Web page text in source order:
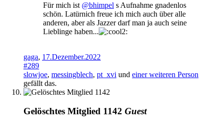
Für mich ist @bhimpel s Aufnahme gnadenlos
schön. Latürnich freue ich mich auch über alle
anderen, aber als Jazzer darf man ja auch seine
Lieblinge haben...
gaga, 17.Dezember.2022
#289
slowjoe, messingblech, pt_xvi und einer weiteren Person
gefällt das.
Gelöschtes Mitglied 1142 Guest